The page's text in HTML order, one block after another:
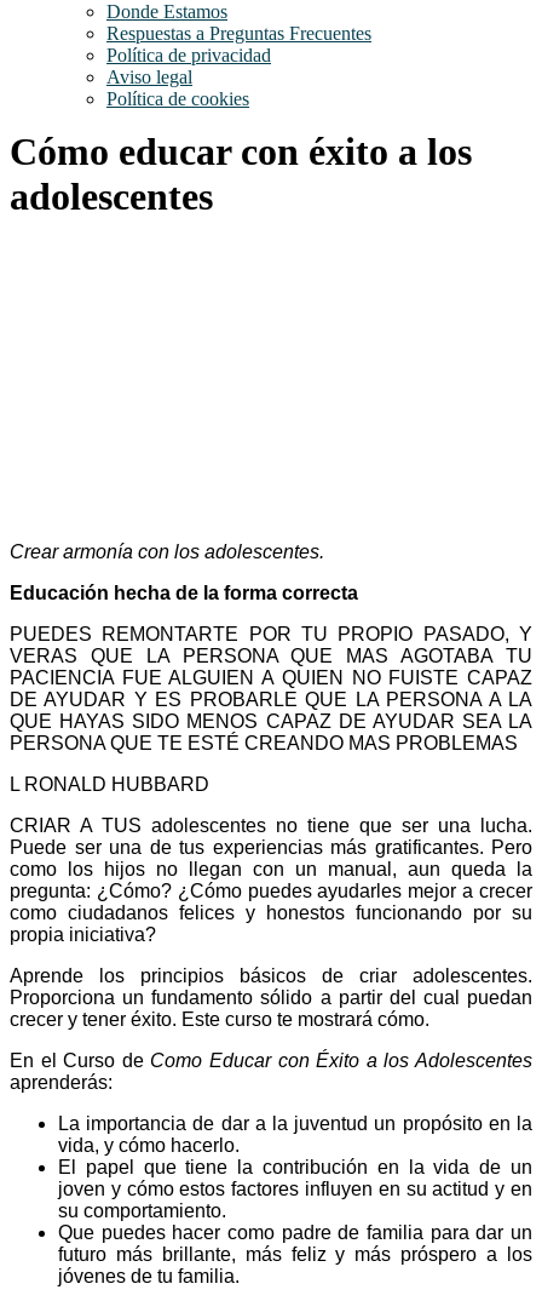
Donde Estamos
Respuestas a Preguntas Frecuentes
Política de privacidad
Aviso legal
Política de cookies
Cómo educar con éxito a los
adolescentes
Crear armonía con los adolescentes.
Educación hecha de la forma correcta
PUEDES REMONTARTE POR TU PROPIO PASADO, Y
VERAS QUE LA PERSONA QUE MAS AGOTABA TU
PACIENCIA FUE ALGUIEN A QUIEN NO FUISTE CAPAZ
DE AYUDAR Y ES PROBARLE QUE LA PERSONA A LA
QUE HAYAS SIDO MENOS CAPAZ DE AYUDAR SEA LA
PERSONA QUE TE ESTÉ CREANDO MAS PROBLEMAS
L RONALD HUBBARD
CRIAR A TUS adolescentes no tiene que ser una lucha.
Puede ser una de tus experiencias más gratificantes. Pero
como los hijos no llegan con un manual, aun queda la
pregunta: ¿Cómo? ¿Cómo puedes ayudarles mejor a crecer
como ciudadanos felices y honestos funcionando por su
propia iniciativa?
Aprende los principios básicos de criar adolescentes.
Proporciona un fundamento sólido a partir del cual puedan
crecer y tener éxito. Este curso te mostrará cómo.
En el Curso de Como Educar con Éxito a los Adolescentes
aprenderás:
La importancia de dar a la juventud un propósito en la
vida, y cómo hacerlo.
El papel que tiene la contribución en la vida de un
joven y cómo estos factores influyen en su actitud y en
su comportamiento.
Que puedes hacer como padre de familia para dar un
futuro más brillante, más feliz y más próspero a los
jóvenes de tu familia.